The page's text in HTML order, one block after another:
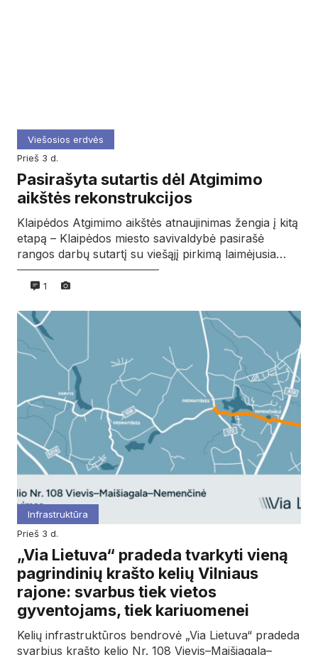
Viešosios erdvės
prieš 3 d.
Pasirašyta sutartis dėl Atgimimo
aikštės rekonstrukcijos
Klaipėdos Atgimimo aikštės atnaujinimas žengia į kitą
etapą – Klaipėdos miesto savivaldybė pasirašė
rangos darbų sutartį su viešąjį pirkimą laimėjusia…
1
Infrastruktūra
prieš 3 d.
„Via Lietuva“ pradeda tvarkyti vieną
pagrindinių krašto kelių Vilniaus
rajone: svarbus tiek vietos
gyventojams, tiek kariuomenei
Kelių infrastruktūros bendrovė „Via Lietuva“ pradeda
svarbius krašto kelio Nr. 108 Vievis–Maišiagala–